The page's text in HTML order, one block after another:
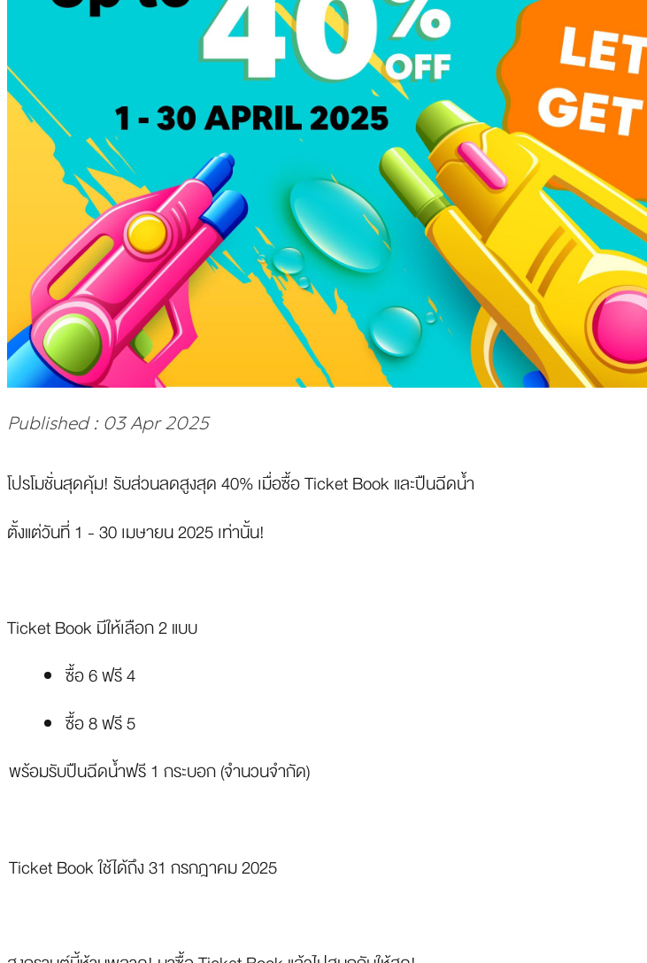
Published : 03 Apr 2025
โปรโมชั่นสุดคุ้ม! รับส่วนลดสูงสุด 40% เมื่อซื้อ Ticket Book และปืนฉีดน้ำ
ตั้งแต่วันที่ 1 - 30 เมษายน 2025 เท่านั้น!
Ticket Book มีให้เลือก 2 แบบ
ซื้อ 6 ฟรี 4
ซื้อ 8 ฟรี 5
พร้อมรับปืนฉีดน้ำฟรี 1 กระบอก (จำนวนจำกัด)
Ticket Book ใช้ได้ถึง 31 กรกฎาคม 2025